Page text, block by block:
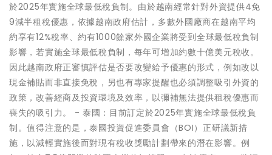
於2025年實施全球最低稅負制。由於越南經常針對外資提供4免
9減半租稅優惠，依據越南政府估計，多數外國廠商在越南平均
約享有12%稅率、約有1000餘家外國企業將受到全球最低稅負制
影響，若實施全球最低稅負制，每年可增加約數十億美元稅收。
因此越南政府正審慎評估是否要改變給予優惠的形式，例如改以
現金補貼而非直接免稅，另也有專家提醒也必須調整吸引外資的
政策，改善經商及投資環境及效率，以彌補無法提供租稅優惠而
喪失的吸引力。 - 泰國：目前訂定於2025年實施全球最低稅負
制。值得注意的是，泰國投資促進委員會（BOI）正研議新措
施，以減輕實施後而對現有稅收獎勵計劃帶來的潛在影響。例